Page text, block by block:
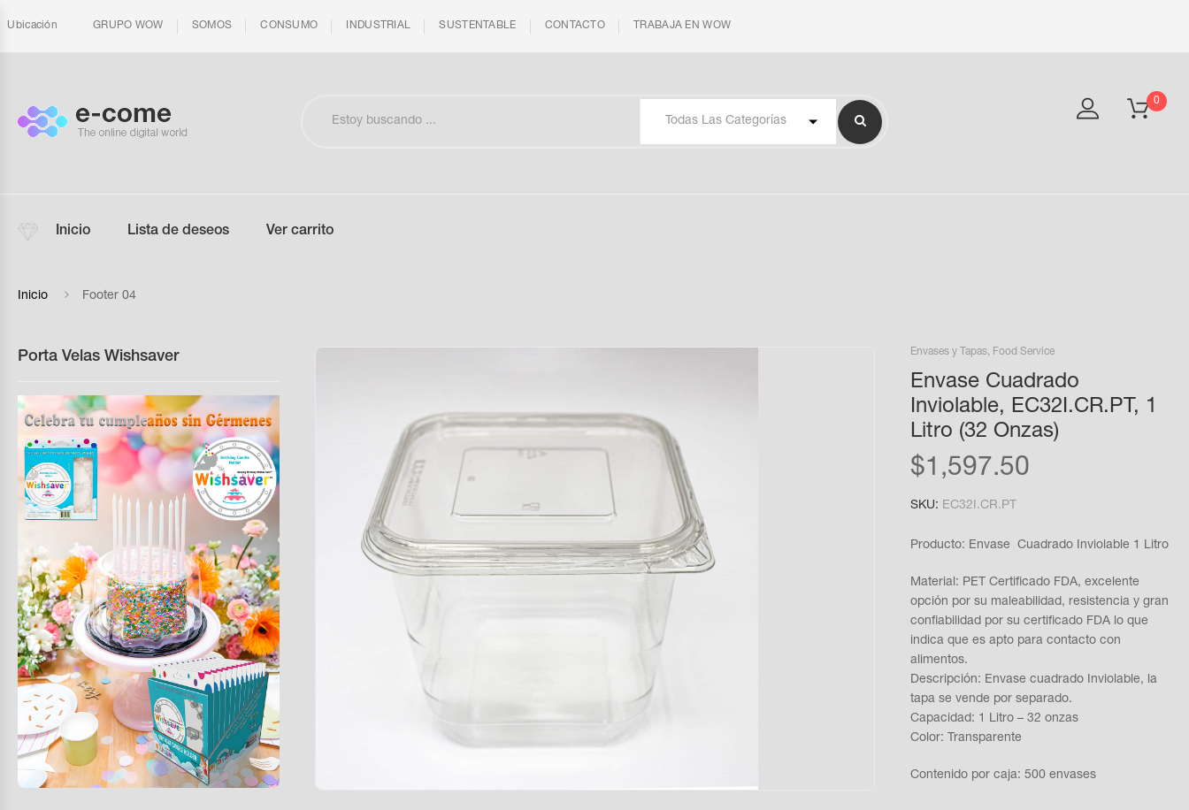
Ubicación GRUPO WOW SOMOS CONSUMO INDUSTRIAL SUSTENTABLE CONTACTO TRABAJA EN WOW
Todas Las Categorías
0
Inicio Lista de deseos Ver carrito
Inicio Footer 04
Envases y Tapas, Food Service
Envase Cuadrado
Inviolable, EC32I.CR.PT, 1
Litro (32 Onzas)
$1,597.50
SKU: EC32I.CR.PT
Producto: Envase Cuadrado Inviolable 1 Litro
Material: PET Certificado FDA, excelente
opción por su maleabilidad, resistencia y gran
confiabilidad por su certificado FDA lo que
indica que es apto para contacto con
alimentos.
Descripción: Envase cuadrado Inviolable, la
tapa se vende por separado.
Capacidad: 1 Litro – 32 onzas
Color: Transparente
Contenido por caja: 500 envases
Porta Velas Wishsaver